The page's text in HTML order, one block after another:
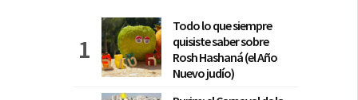
Todo lo que siempre
quisiste saber sobre
Rosh Hashaná (el Año
Nuevo judío)